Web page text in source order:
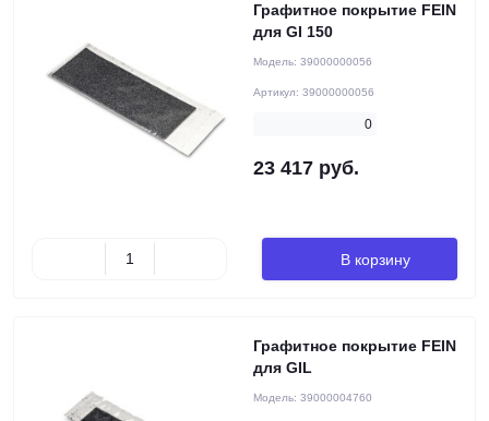
Графитное покрытие FEIN
для GI 150
Модель: 39000000056
Артикул: 39000000056
0
23 417 руб.
В корзину
Графитное покрытие FEIN
для GIL
Модель: 39000004760